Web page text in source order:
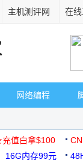
主机测评网 在
网络编程
值白拿$100
16G内存99元